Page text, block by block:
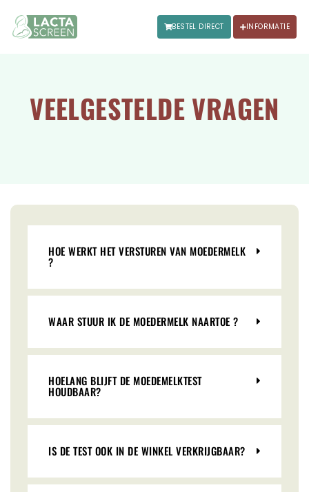
BESTEL DIRECT INFORMATIE
VEELGESTELDE VRAGEN
HOE WERKT HET VERSTUREN VAN MOEDERMELK
?
WAAR STUUR IK DE MOEDERMELK NAARTOE ?
HOELANG BLIJFT DE MOEDEMELKTEST
HOUDBAAR?
IS DE TEST OOK IN DE WINKEL VERKRIJGBAAR?